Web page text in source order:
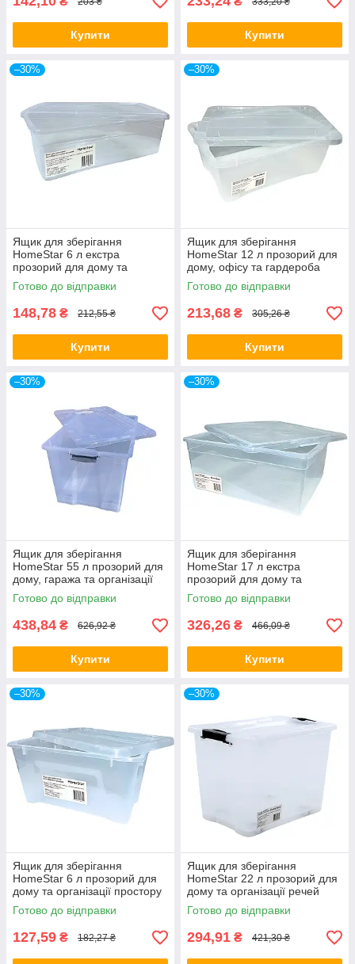
Купити Купити
–30%
Ящик для зберігання
HomeStar 6 л екстра
прозорий для дому та
організації простору
Готово до відправки
148,78 ₴ 212,55 ₴
Купити
–30%
Ящик для зберігання
HomeStar 12 л прозорий для
дому, офісу та гардероба
Готово до відправки
213,68 ₴ 305,26 ₴
Купити
–30%
Ящик для зберігання
HomeStar 55 л прозорий для
дому, гаража та організації
речей
Готово до відправки
438,84 ₴ 626,92 ₴
Купити
–30%
Ящик для зберігання
HomeStar 17 л екстра
прозорий для дому та
організації простору
Готово до відправки
326,26 ₴ 466,09 ₴
Купити
–30%
Ящик для зберігання
HomeStar 6 л прозорий для
дому та організації простору
Готово до відправки
127,59 ₴ 182,27 ₴
–30%
Ящик для зберігання
HomeStar 22 л прозорий для
дому та організації речей
Готово до відправки
294,91 ₴ 421,30 ₴